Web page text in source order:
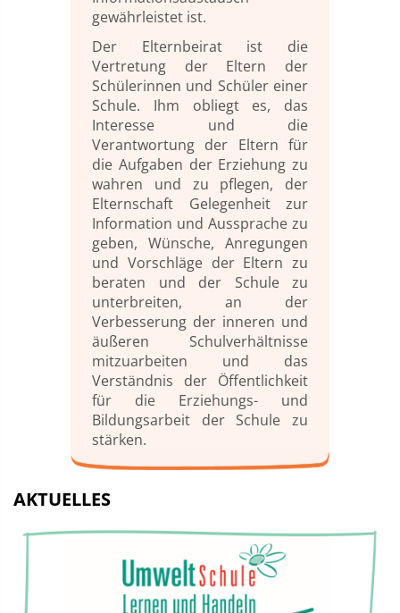
gewährleistet ist.
Der Elternbeirat ist die
Vertretung der Eltern der
Schülerinnen und Schüler einer
Schule. Ihm obliegt es, das
Interesse und die
Verantwortung der Eltern für
die Aufgaben der Erziehung zu
wahren und zu pflegen, der
Elternschaft Gelegenheit zur
Information und Aussprache zu
geben, Wünsche, Anregungen
und Vorschläge der Eltern zu
beraten und der Schule zu
unterbreiten, an der
Verbesserung der inneren und
äußeren Schulverhältnisse
mitzuarbeiten und das
Verständnis der Öffentlichkeit
für die Erziehungs- und
Bildungsarbeit der Schule zu
stärken.
AKTUELLES